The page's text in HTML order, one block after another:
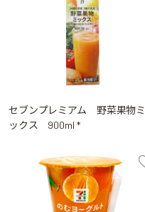
セブンプレミアム 野菜果物ミ
ックス 900ml *